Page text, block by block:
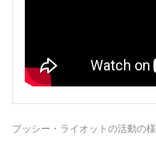
プッシー・ライオットの活動の